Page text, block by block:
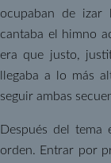
ocupaban de izar
cantaba el himno
era que justo,
llegaba a lo más
seguir ambas
Después del tema
orden. Entrar por